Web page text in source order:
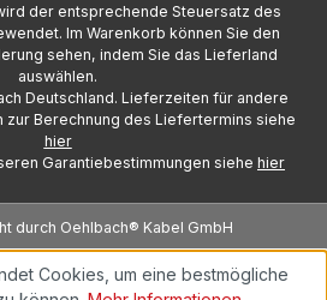
der entsprechende Steuersatz des
Im Warenkorb können Sie den
sehen, indem Sie das Lieferland
auswählen.
Deutschland. Lieferzeiten für andere
zur Berechnung des Liefertermins siehe
hier
Garantiebestimmungen siehe hier
durch Oehlbach® Kabel GmbH
Cookies, um eine bestmögliche